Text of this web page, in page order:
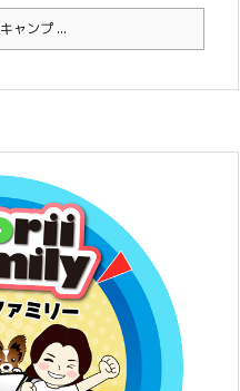
キャンプ ...